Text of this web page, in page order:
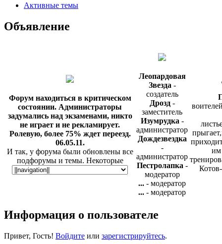
Активные темы
Объявление
Форум находиться в критическом
состоянии. Администраторы
задумались над экзаменами, никто
не играет и не рекламирует.
Ролевую, более 75% ждет переезд.
06.05.11.
И так, у форума были обновлены все
подфорумы и темы. Некоторые
игровые локации были удалены, но
нас могут узнать сотни
пользователей. Вы сможете прочесть
критику, а так же добавить
информацию вот в этой
Леопардовая
Звезда-
создатель
Дрозд-
заместитель
Изумрудка -
администратор
Дождезвездка
-
администратор
Пестролапка-
модератор
... - модератор
... - модератор
им
Информация о пользователе
Привет, Гость! Войдите или зарегистрируйтесь.